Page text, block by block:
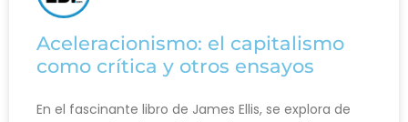
Aceleracionismo: el capitalismo
como crítica y otros ensayos
En el fascinante libro de James Ellis, se explora de